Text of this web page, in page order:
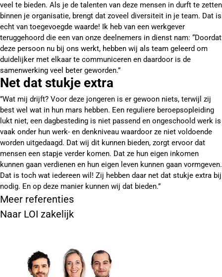
veel te bieden. Als je de talenten van deze mensen in durft te zetten
binnen je organisatie, brengt dat zoveel diversiteit in je team. Dat is
echt van toegevoegde waarde! Ik heb van een werkgever
teruggehoord die een van onze deelnemers in dienst nam: “Doordat
deze persoon nu bij ons werkt, hebben wij als team geleerd om
duidelijker met elkaar te communiceren en daardoor is de
samenwerking veel beter geworden.”
Net dat stukje extra
”Wat mij drijft? Voor deze jongeren is er gewoon niets, terwijl zij
best wel wat in hun mars hebben. Een reguliere beroepsopleiding
lukt niet, een dagbesteding is niet passend en ongeschoold werk is
vaak onder hun werk- en denkniveau waardoor ze niet voldoende
worden uitgedaagd. Dat wij dit kunnen bieden, zorgt ervoor dat
mensen een stapje verder komen. Dat ze hun eigen inkomen
kunnen gaan verdienen en hun eigen leven kunnen gaan vormgeven.
Dat is toch wat iedereen wil! Zij hebben daar net dat stukje extra bij
nodig. En op deze manier kunnen wij dat bieden.”
Meer referenties
Naar LOI zakelijk